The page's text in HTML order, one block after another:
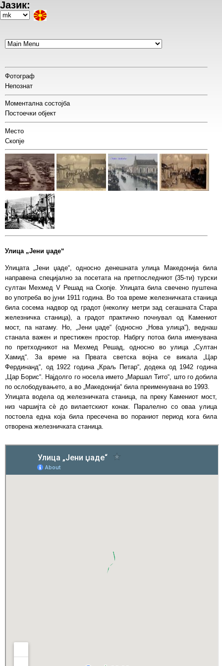
Skip
to
Јазик:
Select
Фотограф
Непознат
Моментална состојба
Постоечки објект
Место
Скопје
Улица „Јени џаде“
Улицата „Јени џаде“, односно денешната улица Македонија била
направена специјално за посетата на претпоследниот (35-ти) турски
султан Мехмед V Решад на Скопје. Улицата била свечено пуштена
во употреба во јуни 1911 година. Во тоа време железничката станица
била сосема надвор од градот (неколку метри зад сегашната Стара
железничка станица), а градот практично почнувал од Камениот
мост, па натаму. Но, „Јени џаде“ (односно „Нова улица“), веднаш
станала важен и престижен простор. Набргу потоа била именувана
по претходникот на Мехмед Решад, односно во улица „Султан
Хамид“. За време на Првата светска војна се викала „Цар
Фердинанд“, од 1922 година „Краљ Петар“, додека од 1942 година
„Цар Борис“. Најдолго го носела името „Маршал Тито“, што го добила
по ослободувањето, а во „Македонија“ била преименувана во 1993.
Улицата водела од железничката станица, па преку Камениот мост,
низ чаршијта сѐ до вилаетскиот конак. Паралелно со оваа улица
постоела една која била пресечена во пораниот период кога била
отворена железничката станица.